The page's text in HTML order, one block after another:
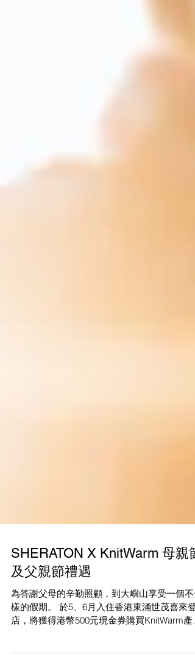
SHERATON X KnitWarm 母親節
及父親節禮遇
為答謝父母的辛勤照顧，到大嶼山享受一個不
樣的假期。 於5、6月入住香港東涌世茂喜來登
送給至愛嘅父母，屢獲殊榮的專利智能發熱針